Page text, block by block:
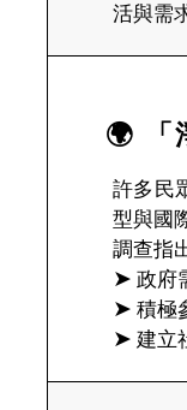
活與需
🌍 「
許多民
型與國
調查指
➤ 政府
➤ 積極
➤ 建立